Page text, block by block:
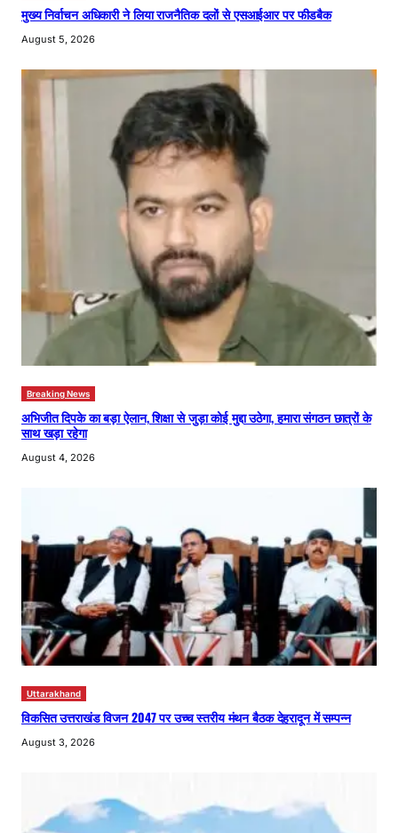
मुख्य निर्वाचन अधिकारी ने लिया राजनैतिक दलों से एसआईआर पर फीडबैक
August 5, 2026
Breaking News
अभिजीत दिपके का बड़ा ऐलान, शिक्षा से जुड़ा कोई मुद्दा उठेगा, हमारा संगठन छात्रों के
साथ खड़ा रहेगा
August 4, 2026
Uttarakhand
विकसित उत्तराखंड विजन 2047 पर उच्च स्तरीय मंथन बैठक देहरादून में सम्पन्न
August 3, 2026